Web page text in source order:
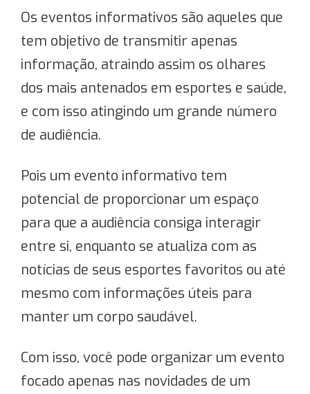
Os eventos informativos são aqueles que
tem objetivo de transmitir apenas
informação, atraindo assim os olhares
dos mais antenados em esportes e saúde,
e com isso atingindo um grande número
de audiência.
Pois um evento informativo tem
potencial de proporcionar um espaço
para que a audiência consiga interagir
entre si, enquanto se atualiza com as
notícias de seus esportes favoritos ou até
mesmo com informações úteis para
manter um corpo saudável.
Com isso, você pode organizar um evento
focado apenas nas novidades de um